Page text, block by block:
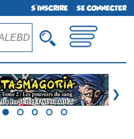
S'INSCRIRE SE CONNECTER
❯